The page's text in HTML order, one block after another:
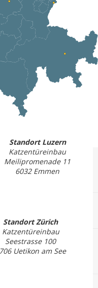
Standort Luzern
Katzentüreinbau
Meilipromenade 11
6032 Emmen
Standort Zürich
Katzentüreinbau
Seestrasse 100
Uetikon am See